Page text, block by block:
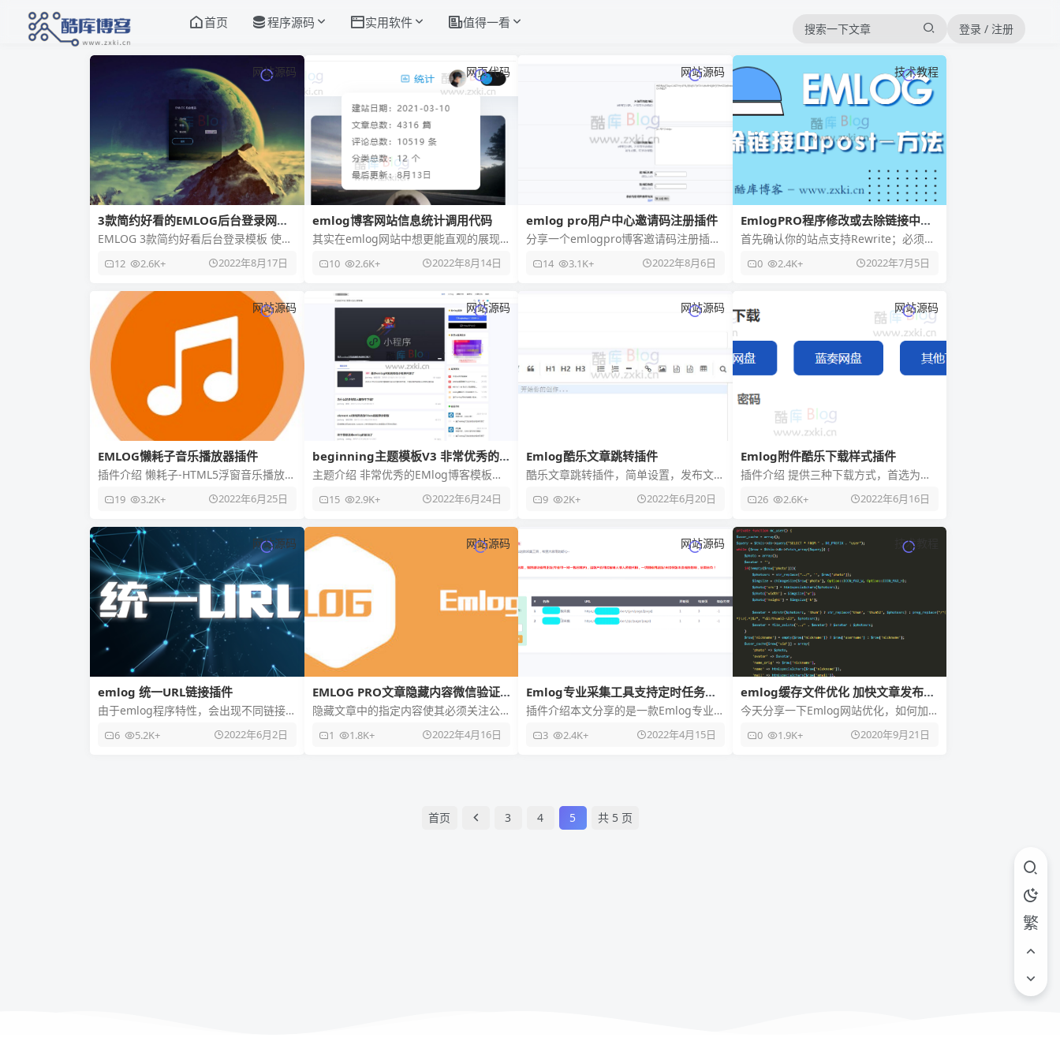
首页 程序源码 实用软件 值得一看 登录 / 注册
网站源码
3款简约好看的EMLOG后台登录网站
模板
EMLOG 3款简约好看后台登录模板 使用
根目录./admin/
12 2.6K+ 2022年8月17日
网页代码
emlog博客网站信息统计调用代码
其实在emlog网站中想更能直观的展现
特定的模块代码，因此需要自己
10 2.6K+ 2022年8月14日
网站源码
emlog pro用户中心邀请码注册插件
分享一个emlogpro博客邀请码注册插
14 3.1K+ 2022年8月6日
技术教程
EmlogPRO程序修改或去除链接中
“post-”的方法
首先确认你的站点支持Rewrite；必须是
样请自行测试...伪
0 2.4K+ 2022年7月5日
网站源码
EMLOG懒耗子音乐播放器插件
插件介绍 懒耗子-HTML5浮窗音乐播放器
QQ、酷我、酷狗、
19 3.2K+ 2022年6月25日
网站源码
beginning主题模板V3 非常优秀的
emlog主题
主题介绍 非常优秀的EMlog博客模板
板，采用自适应
15 2.9K+ 2022年6月24日
网站源码
Emlog酷乐文章跳转插件
酷乐文章跳转插件，简单设置，发布文
用base64编码方式，隐藏跳
9 2K+ 2022年6月20日
网站源码
Emlog附件酷乐下载样式插件
插件介绍 提供三种下载方式，首选为百
个下载按钮，为各大站长发布资源
26 2.6K+ 2022年6月16日
网站源码
emlog 统一URL链接插件
由于emlog程序特性，会出现不同链接
一跳转到正确页面链接，有利
6 5.2K+ 2022年6月2日
网站源码
EMLOG PRO文章隐藏内容微信验证
码查看插件
隐藏文章中的指定内容使其必须关注公
适配emlog5.3.1的插件，
1 1.8K+ 2022年4月16日
网站源码
Emlog专业采集工具支持定时任务与
自定义规则
插件介绍本文分享的是一款Emlog专业
则等功能。可以采集其它网站的
3 2.4K+ 2022年4月15日
技术教程
emlog缓存文件优化 加快文章发布速
度/缓存速度
今天分享一下Emlog网站优化，如何加
的方法Emlog是基于PHP
0 1.9K+ 2020年9月21日
首页 3 4 5 共 5 页
繁